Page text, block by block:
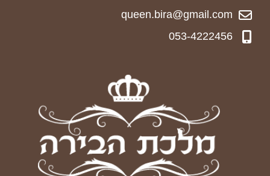
queen.bira@gmail.com
053-4222456